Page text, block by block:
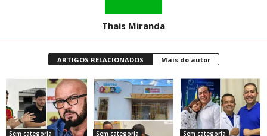
Thais Miranda
ARTIGOS RELACIONADOS Mais do autor
Sem categoria Sem categoria Sem categoria